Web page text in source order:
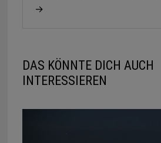
→
DAS KÖNNTE DICH AUCH
INTERESSIEREN